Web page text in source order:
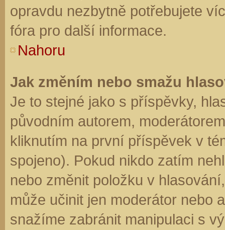
opravdu nezbytně potřebujete
fóra pro další informace.
Nahoru
Jak změním nebo smažu
Je to stejné jako s příspěvky,
původním autorem,
kliknutím na první příspěvek v
spojeno). Pokud nikdo zatím
nebo změnit položku v
může učinit jen moderátor nebo
snažíme zabránit manipulaci s